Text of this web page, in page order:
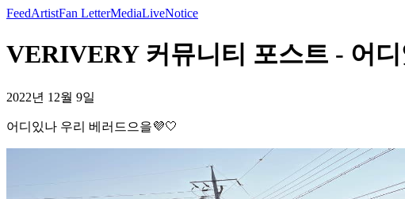
FeedArtistFan LetterMediaLiveNotice
VERIVERY 커뮤니티 포스트 - 어
2022년 12월 9일
어디있나 우리 베러드으을💜🤍